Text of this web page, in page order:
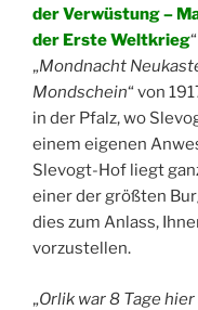
der Verwüstung –
der Erste Weltkrieg
„Mondnacht
Mondschein“ von
in der Pfalz, wo
einem eigenen
Slevogt-Hof liegt
einer der größten
dies zum Anlass,
vorzustellen.
„Orlik war 8 Tage